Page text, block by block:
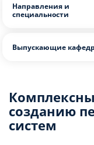
Выпускающие
созданию
систем